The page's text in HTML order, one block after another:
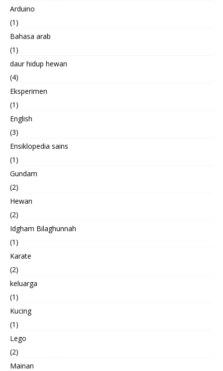
Arduino
(1)
Bahasa arab
(1)
daur hidup hewan
(4)
Eksperimen
(1)
English
(3)
Ensiklopedia sains
(1)
Gundam
(2)
Hewan
(2)
Idgham Bilaghunnah
(1)
Karate
(2)
keluarga
(1)
Kucing
(1)
Lego
(2)
Mainan